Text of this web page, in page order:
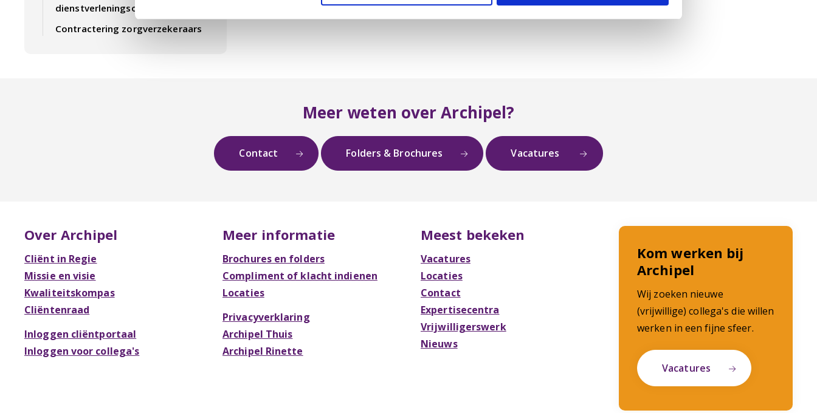
dienstverleningsoverzichten
Contractering zorgverzekeraars
Meer weten over Archipel?
Contact Folders & Brochures Vacatures
Over Archipel
Cliënt in Regie
Missie en visie
Kwaliteitskompas
Cliëntenraad
Inloggen cliëntportaal
Inloggen voor collega's
Meer informatie
Brochures en folders
Compliment of klacht indienen
Locaties
Privacyverklaring
Archipel Thuis
Archipel Rinette
Meest bekeken
Vacatures
Locaties
Contact
Expertisecentra
Vrijwilligerswerk
Nieuws
Kom werken bij
Archipel
Wij zoeken nieuwe
(vrijwillige) collega's die willen
werken in een fijne sfeer.
Vacatures